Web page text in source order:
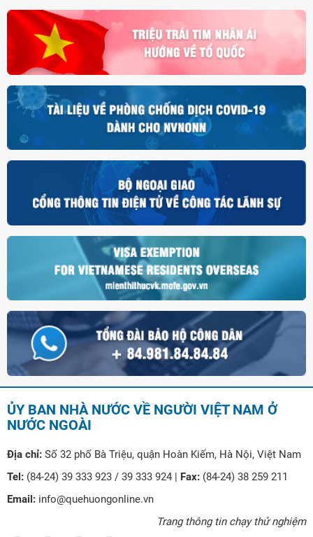
ỦY BAN NHÀ NƯỚC VỀ NGƯỜI VIỆT NAM Ở
NƯỚC NGOÀI
Địa chỉ: Số 32 phố Bà Triệu, quận Hoàn Kiếm, Hà Nội, Việt Nam
Tel: (84-24) 39 333 923 / 39 333 924 | Fax: (84-24) 38 259 211
Email: info@quehuongonline.vn
Trang thông tin chạy thử nghiệm